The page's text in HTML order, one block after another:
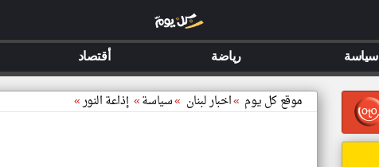
موقع كل يوم »اخبار لبنان »سياسة» إذاعة النور»
سياسة رياضة أقتصاد